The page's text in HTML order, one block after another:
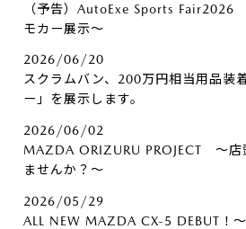
（予告）AutoExe Sports Fair2026
モカー展示～
2026/06/20
スクラムバン、200万円相当用品装
ー」を展示します。
2026/06/02
MAZDA ORIZURU PROJECT ～店
ませんか？～
2026/05/29
ALL NEW MAZDA CX-5 DEBUT！